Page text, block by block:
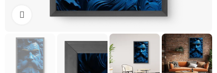
Clique para ampliar